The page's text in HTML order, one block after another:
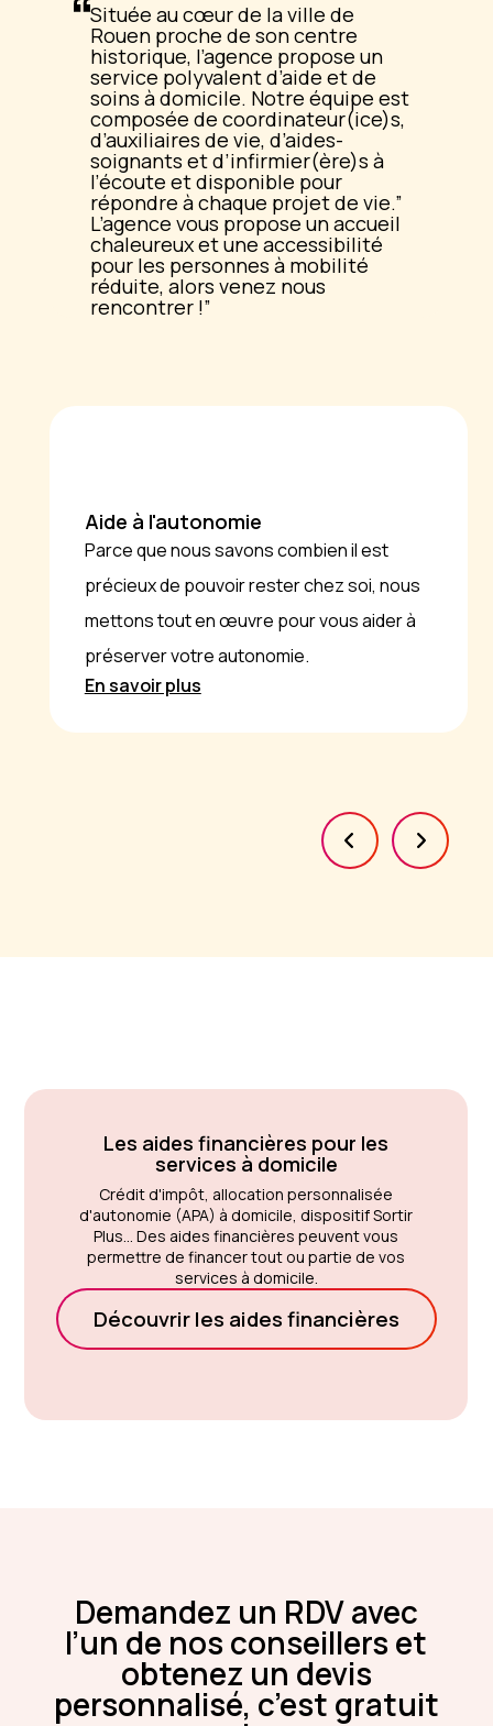
Située au cœur de la ville de
Rouen proche de son centre
historique, l’agence propose un
service polyvalent d’aide et de
soins à domicile. Notre équipe est
composée de coordinateur(ice)s,
d’auxiliaires de vie, d’aides-
soignants et d’infirmier(ère)s à
l’écoute et disponible pour
répondre à chaque projet de vie.
L’agence vous propose un accueil
chaleureux et une accessibilité
pour les personnes à mobilité
réduite, alors venez nous
rencontrer !
Aide à l'autonomie
Parce que nous savons combien il est
précieux de pouvoir rester chez soi, nous
mettons tout en œuvre pour vous aider à
préserver votre autonomie.
En savoir plus
Les aides financières pour les
services à domicile
Crédit d'impôt, allocation personnalisée
d'autonomie (APA) à domicile, dispositif Sortir
Plus... Des aides financières peuvent vous
permettre de financer tout ou partie de vos
services à domicile.
Découvrir les aides financières
Demandez un RDV avec
l’un de nos conseillers et
obtenez un devis
personnalisé, c’est gratuit